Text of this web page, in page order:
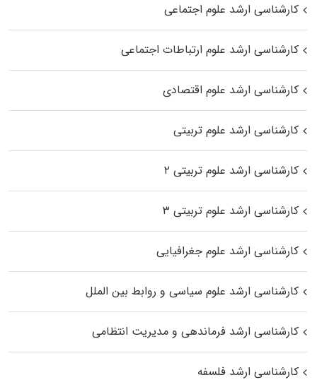
کارشناسی ارشد علوم اجتماعی
کارشناسی ارشد علوم ارتباطات اجتماعی
کارشناسی ارشد علوم اقتصادی
کارشناسی ارشد علوم تربیتی
کارشناسی ارشد علوم تربیتی ۲
کارشناسی ارشد علوم تربیتی ۳
کارشناسی ارشد علوم جغرافیایی
کارشناسی ارشد علوم سیاسی و روابط بین الملل
کارشناسی ارشد فرماندهی و مدیریت انتظامی
کارشناسی ارشد فلسفه